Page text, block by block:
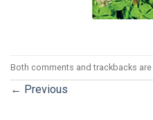
Both comments and trackbacks are
← Previous